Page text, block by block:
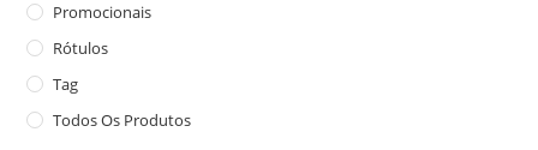
Promocionais
Rótulos
Tag
Todos Os Produtos